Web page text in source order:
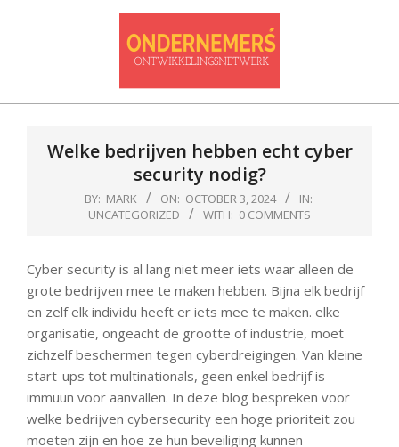
Welke bedrijven hebben echt cyber
security nodig?
BY: MARK ON: OCTOBER 3, 2024
IN:
UNCATEGORIZED
WITH: 0 COMMENTS
Cyber security is al lang niet meer iets waar alleen de
grote bedrijven mee te maken hebben. Bijna elk bedrijf
en zelf elk individu heeft er iets mee te maken. elke
organisatie, ongeacht de grootte of industrie, moet
zichzelf beschermen tegen cyberdreigingen. Van kleine
start-ups tot multinationals, geen enkel bedrijf is
immuun voor aanvallen. In deze blog bespreken voor
welke bedrijven cybersecurity een hoge prioriteit zou
moeten zijn en hoe ze hun beveiliging kunnen